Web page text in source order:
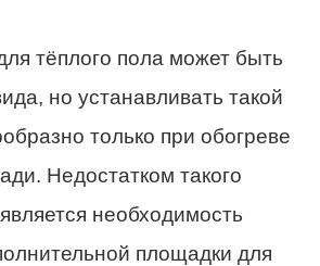
тёплого пола может быть
но устанавливать такой
только при обогреве
Недостатком такого
необходимость
площадки для